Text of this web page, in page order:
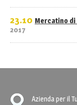
23.10
2017
Mercatino di
Azienda per il